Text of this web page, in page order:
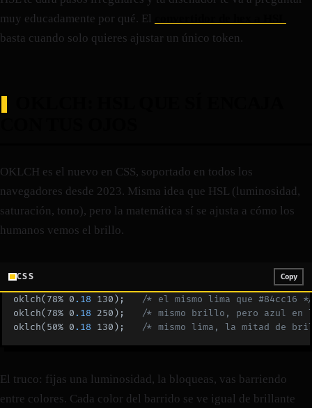
muy educadamente por qué. El
basta cuando solo quieres ajustar un único token.
OKLCH es el nuevo en CSS, soportado en todos los
navegadores desde 2023. Misma idea que HSL (luminosidad,
saturación, tono), pero la matemática sí se ajusta a cómo los
humanos vemos el brillo.
CSS Copy
oklch(78% 0 .18 130);
/* el mismo lima que #84cc16
oklch(78% 0 .18 250);
/* mismo brillo, pero azul en
oklch(50% 0 .18 130); /* mismo lima, la mitad de
El truco: fijas una luminosidad, la bloqueas, vas barriendo
entre colores. Cada color del barrido se ve igual de brillante